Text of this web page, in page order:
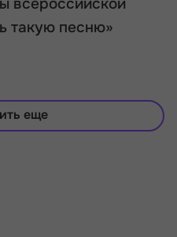
всероссийской
такую песню»
еще